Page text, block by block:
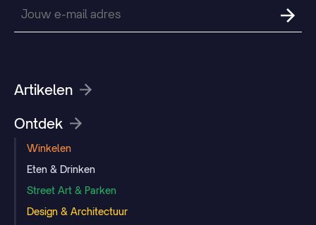
Artikelen
Ontdek
Winkelen
Eten & Drinken
Street Art & Parken
Design & Architectuur